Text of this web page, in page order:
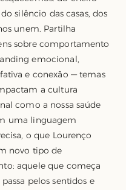
silêncio das casas, dos
unem. Partilha
sobre comportamento
emocional,
e conexão — temas
a cultura
como a nossa saúde
uma linguagem
o que Lourenço
novo tipo de
aquele que começa
pelos sentidos e